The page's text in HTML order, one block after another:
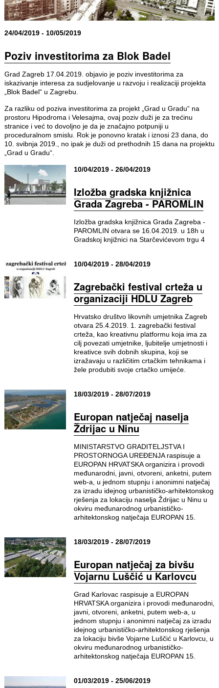
24/04/2019 - 10/05/2019
Poziv investitorima za Blok Badel
Grad Zagreb 17.04.2019. objavio je poziv investitorima za
iskazivanje interesa za sudjelovanje u razvoju i realizaciji projekta
„Blok Badel“ u Zagrebu.
Za razliku od poziva investitorima za projekt „Grad u Gradu“ na
prostoru Hipodroma i Velesajma, ovaj poziv duži je za trećinu
stranice i već to dovoljno je da je značajno potpuniji u
proceduralnom smislu. Rok je ponovno kratak i iznosi 23 dana, do
10. svibnja 2019., no ipak je duži od prethodnih 15 dana na projektu
„Grad u Gradu“.
10/04/2019 - 26/04/2019
Izložba gradska knjižnica
Grada Zagreba - PAROMLIN
Izložba gradska knjižnica Grada Zagreba -
PAROMLIN otvara se 16.04.2019. u 18h u
Gradskoj knjižnici na Starčevićevom trgu 4
10/04/2019 - 28/04/2019
Zagrebački festival crteža u
organizaciji HDLU Zagreb
Hrvatsko društvo likovnih umjetnika Zagreb
otvara 25.4.2019. 1. zagrebački festival
crteža, kao kreativnu platformu koja ima za
cilj povezati umjetnike, ljubitelje umjetnosti i
kreativce svih dobnih skupina, koji se
izražavaju u različitim crtačkim tehnikama i
žele produbiti svoje crtačko umijeće.
18/03/2019 - 28/07/2019
Europan natječaj naselja
Ždrijac u Ninu
MINISTARSTVO GRADITELJSTVA I
PROSTORNOGA UREĐENJA raspisuje a
EUROPAN HRVATSKA organizira i provodi
međunarodni, javni, otvoreni, anketni, putem
web-a, u jednom stupnju i anonimni natječaj
za izradu idejnog urbanističko-arhitektonskog
rješenja za lokaciju naselja Ždrijac u Ninu u
okviru međunarodnog urbanističko-
arhitektonskog natječaja EUROPAN 15.
18/03/2019 - 28/07/2019
Europan natječaj za bivšu
Vojarnu Luščić u Karlovcu
Grad Karlovac raspisuje a EUROPAN
HRVATSKA organizira i provodi međunarodni,
javni, otvoreni, anketni, putem web-a, u
jednom stupnju i anonimni natječaj za izradu
idejnog urbanističko-arhitektonskog rješenja
za lokaciju bivše Vojarne Luščić u Karlovcu, u
okviru međunarodnog urbanističko-
arhitektonskog natječaja EUROPAN 15.
01/03/2019 - 25/06/2019